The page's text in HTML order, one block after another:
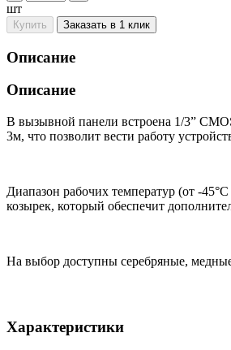
шт
Купить Заказать в 1 клик
Описание
Описание
В вызывной панели встроена 1/3”
3м, что позволит вести работу
Диапазон рабочих температур (от -
козырек, который обеспечит
На выбор доступны серебряные,
Характеристики